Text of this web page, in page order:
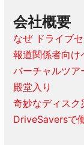
会社概要
なぜ ドライブ
報道関係者向け
バーチャルツア
殿堂入り
奇妙なディスク
DriveSaversで